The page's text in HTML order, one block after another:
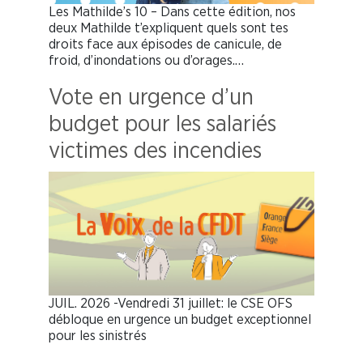
Les Mathilde’s 10 – Dans cette édition, nos
deux Mathilde t’expliquent quels sont tes
droits face aux épisodes de canicule, de
froid, d’inondations ou d’orages.…
Vote en urgence d’un
budget pour les salariés
victimes des incendies
JUIL. 2026 -Vendredi 31 juillet: le CSE OFS
débloque en urgence un budget exceptionnel
pour les sinistrés